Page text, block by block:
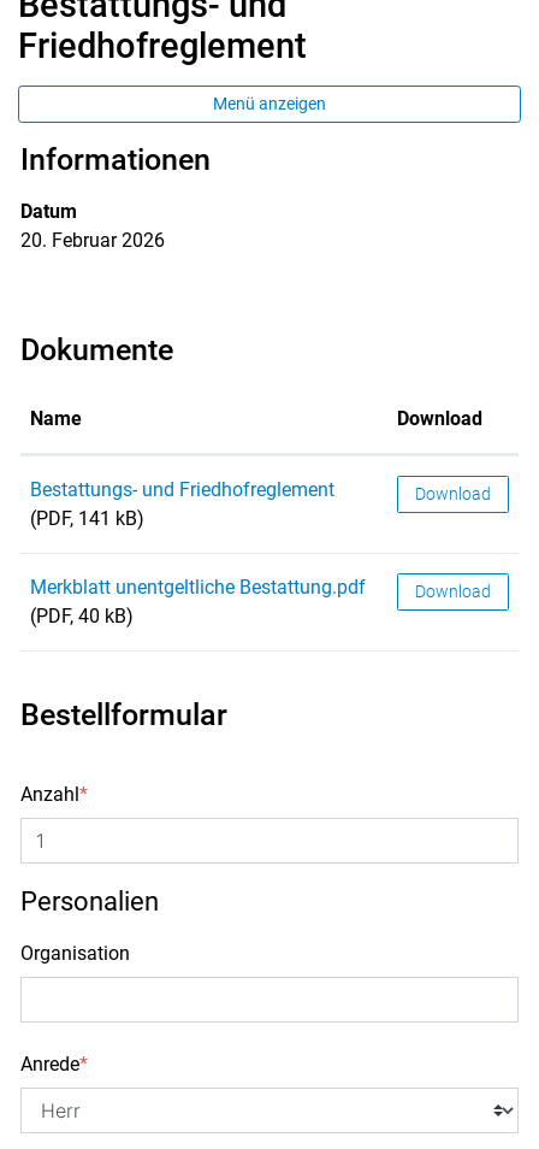
Friedhofreglement
Menü anzeigen
Informationen
Datum
20. Februar 2026
Dokumente
Name Download
Bestattungs- und Friedhofreglement
(PDF, 141 kB)
Download
Merkblatt unentgeltliche Bestattung.pdf
(PDF, 40 kB)
Download
Bestellformular
Anzahl *
Personalien
Organisation
Anrede*